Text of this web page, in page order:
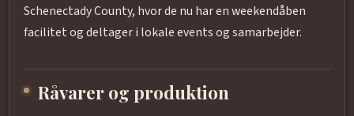
Schenectady County, hvor de nu har en weekendåben
facilitet og deltager i lokale events og samarbejder.
Råvarer og produktion